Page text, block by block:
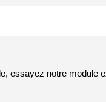
essayez notre module